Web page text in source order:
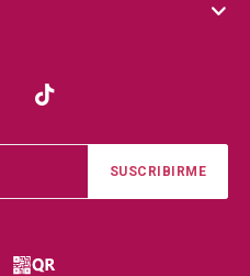

SUSCRIBIRME